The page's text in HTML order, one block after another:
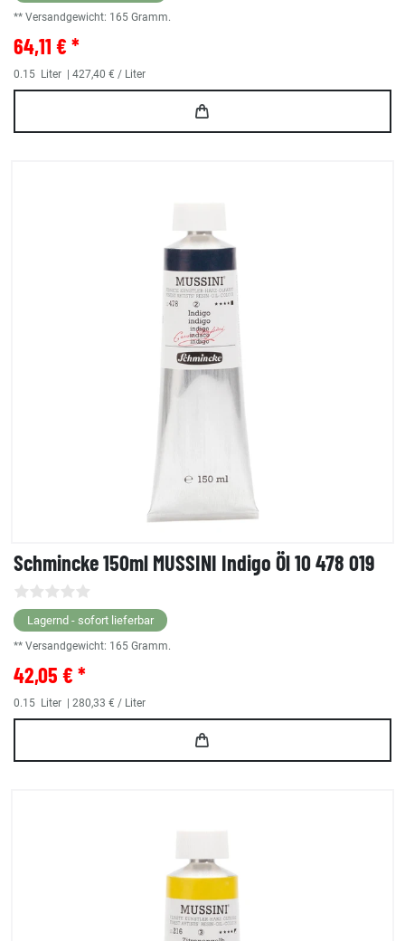
** Versandgewicht: 165 Gramm.
64,11 € *
0.15 Liter | 427,40 € / Liter
Schmincke 150ml MUSSINI Indigo Öl 10 478 019
Lagernd - sofort lieferbar
** Versandgewicht: 165 Gramm.
42,05 € *
0.15 Liter | 280,33 € / Liter